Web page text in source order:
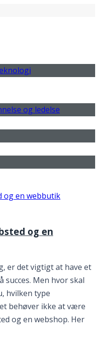
og ledelse
og en
er det vigtigt at have et
Men hvor skal
hvilken type
behøver ikke at være
og en webshop. Her